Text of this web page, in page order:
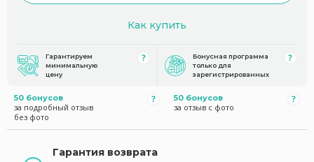
Как купить
Гарантируем
минимальную
цену
Бонусная программа
только для
зарегистрированных
50 бонусов
за подробный отзыв
без фото
50 бонусов
за отзыв с фото
Гарантия возврата